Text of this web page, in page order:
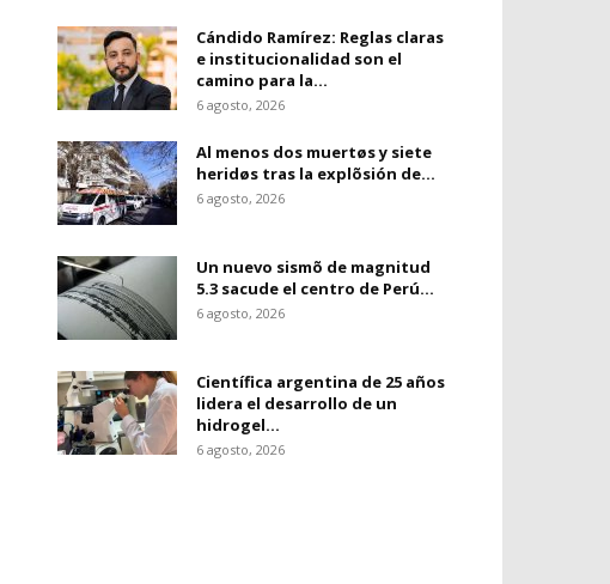
Cándido Ramírez: Reglas claras
e institucionalidad son el
camino para la...
6 agosto, 2026
Al menos dos muertøs y siete
heridøs tras la explõsión de...
6 agosto, 2026
Un nuevo sismõ de magnitud
5.3 sacude el centro de Perú...
6 agosto, 2026
Científica argentina de 25 años
lidera el desarrollo de un
hidrogel...
6 agosto, 2026